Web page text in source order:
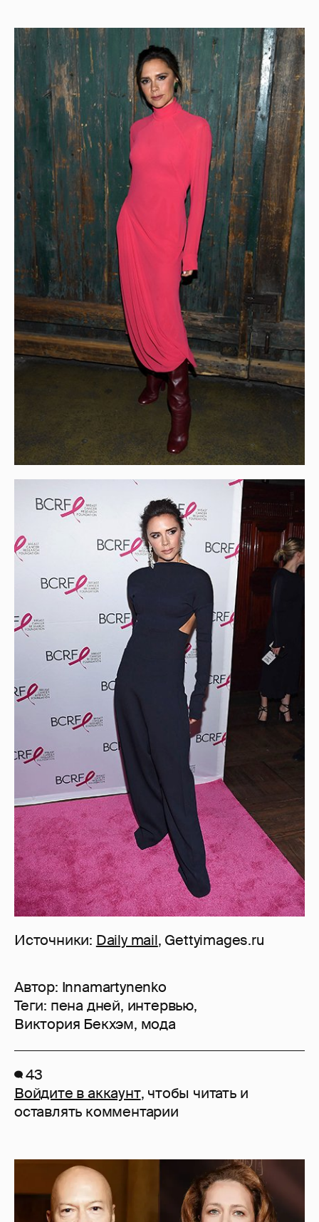
Источники: Daily mail, Gettyimages.ru
Автор: Innamartynenko
Теги: пена дней, интервью,
Виктория Бекхэм, мода
43
Войдите в аккаунт, чтобы читать и
оставлять комментарии